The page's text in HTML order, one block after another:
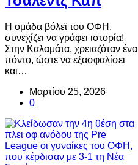
Η ομάδα βόλεϊ του ΟΦΗ,
συνεχίζει να γράφει ιστορία!
Στην Καλαμάτα, χρειαζόταν ένα
πόντο, ώστε να εξασφαλίσει
και…
Μαρτίου 25, 2026
0